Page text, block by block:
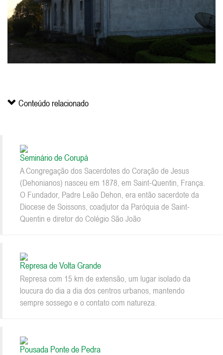
Conteúdo relacionado
Seminário de Corupá
A Congregação dos Sacerdotes do Coração de Jesus
(Dehonianos) nasceu em 1878, em Saint-Quentin, França.
O Fundador, Padre Leão Dehon, era então sacerdote da
Diocese de Soissons, coadjutor da Paróquia de Saint-
Quentin e diretor do Colégio São João
Represa de Volta Grande
Represa com 15 km de extensão, um lugar isolado da
loucura do dia a dia dos centros urbanos, mantendo
sempre sossego e o contato com natureza.
Pousada Ponte de Pedra